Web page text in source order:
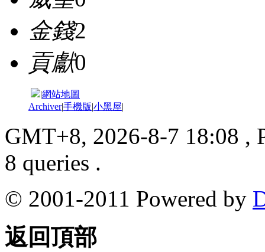
金錢2
貢獻0
|網站地圖
Archiver|手機版|小黑屋|
GMT+8, 2026-8-7 18:08 ,
8 queries .
© 2001-2011 Powered by
返回頂部